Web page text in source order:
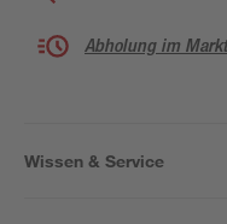
Abholung im
Wissen & Service